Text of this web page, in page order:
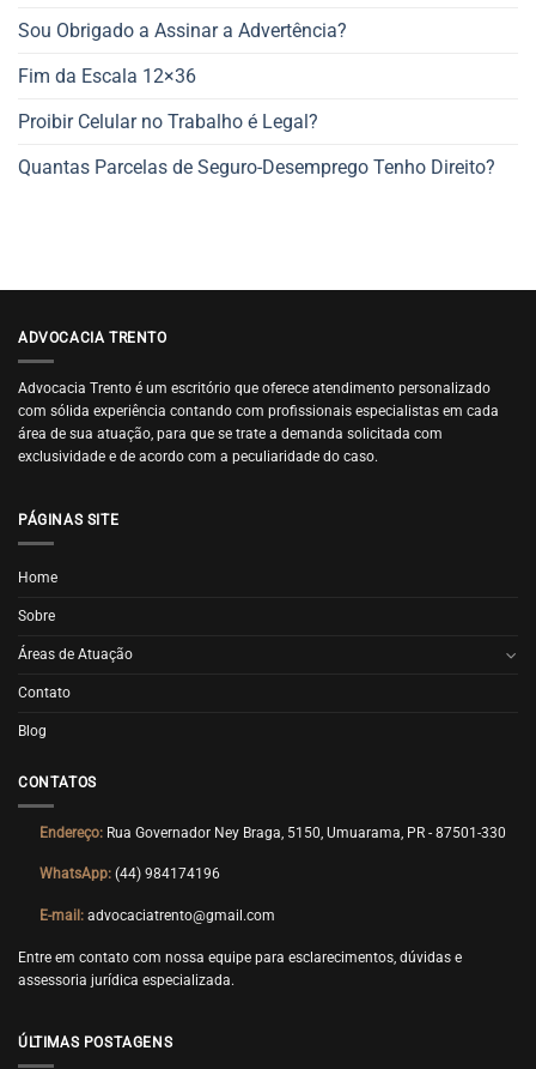
Sou Obrigado a Assinar a Advertência?
Fim da Escala 12×36
Proibir Celular no Trabalho é Legal?
Quantas Parcelas de Seguro-Desemprego Tenho Direito?
ADVOCACIA TRENTO
Advocacia Trento é um escritório que oferece atendimento personalizado
com sólida experiência contando com profissionais especialistas em cada
área de sua atuação, para que se trate a demanda solicitada com
exclusividade e de acordo com a peculiaridade do caso.
PÁGINAS SITE
Home
Sobre
Áreas de Atuação
Contato
Blog
CONTATOS
Endereço: Rua Governador Ney Braga, 5150, Umuarama, PR - 87501-330
WhatsApp: (44) 984174196
E-mail: advocaciatrento@gmail.com
Entre em contato com nossa equipe para esclarecimentos, dúvidas e
assessoria jurídica especializada.
ÚLTIMAS POSTAGENS